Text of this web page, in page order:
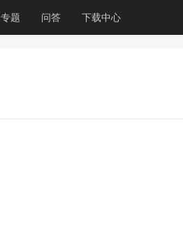
专题 问答 下载中心